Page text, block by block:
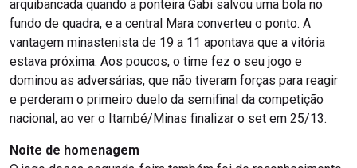
arquibancada quando a ponteira Gabi salvou uma bola no
fundo de quadra, e a central Mara converteu o ponto. A
vantagem minastenista de 19 a 11 apontava que a vitória
estava próxima. Aos poucos, o time fez o seu jogo e
dominou as adversárias, que não tiveram forças para reagir
e perderam o primeiro duelo da semifinal da competição
nacional, ao ver o Itambé/Minas finalizar o set em 25/13.
Noite de homenagem